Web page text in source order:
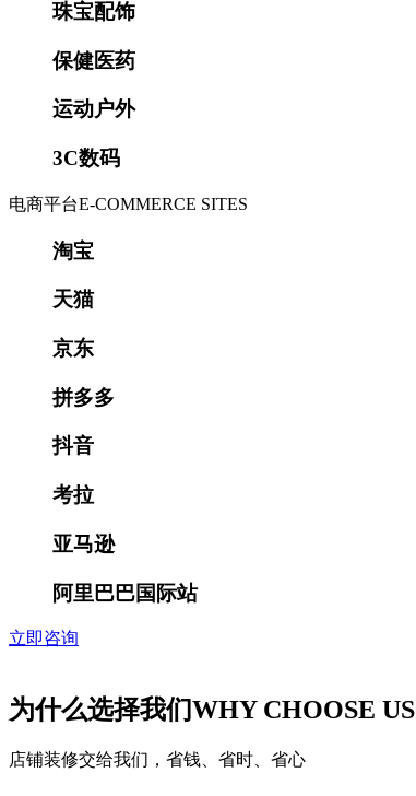
珠宝配饰
保健医药
运动户外
3C数码
电商平台E-COMMERCE SITES
淘宝
天猫
京东
拼多多
抖音
考拉
亚马逊
阿里巴巴国际站
立即咨询
为什么选择我们WHY CHOOSE US
店铺装修交给我们，省钱、省时、省心